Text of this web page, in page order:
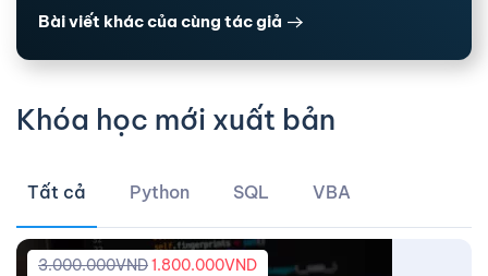
Bài viết khác của cùng tác giả
Khóa học mới xuất bản
Tất cả Python SQL VBA
3.000.000VND1.800.000VND